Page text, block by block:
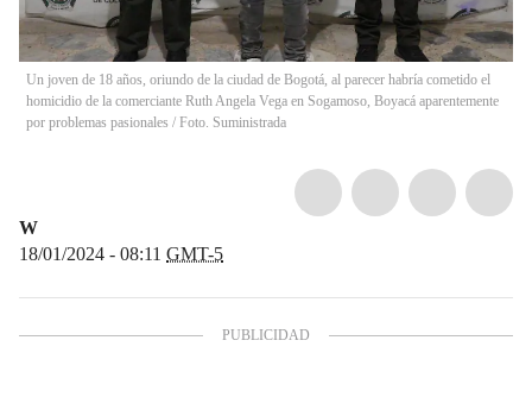
Un joven de 18 años, oriundo de la ciudad de Bogotá, al parecer habría cometido el
homicidio de la comerciante Ruth Angela Vega en Sogamoso, Boyacá aparentemente
por problemas pasionales / Foto. Suministrada
W
18/01/2024 - 08:11 GMT-5